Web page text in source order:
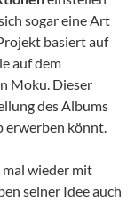
sogar eine Art
basiert auf
auf dem
Moku. Dieser
des Albums
erwerben könnt.
mal wieder mit
seiner Idee auch